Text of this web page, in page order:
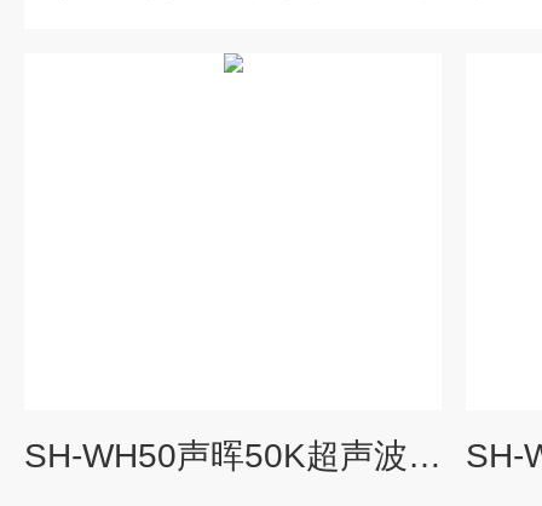
SH-WH50声晖50K超声波雾化喷雾干燥液体造粒